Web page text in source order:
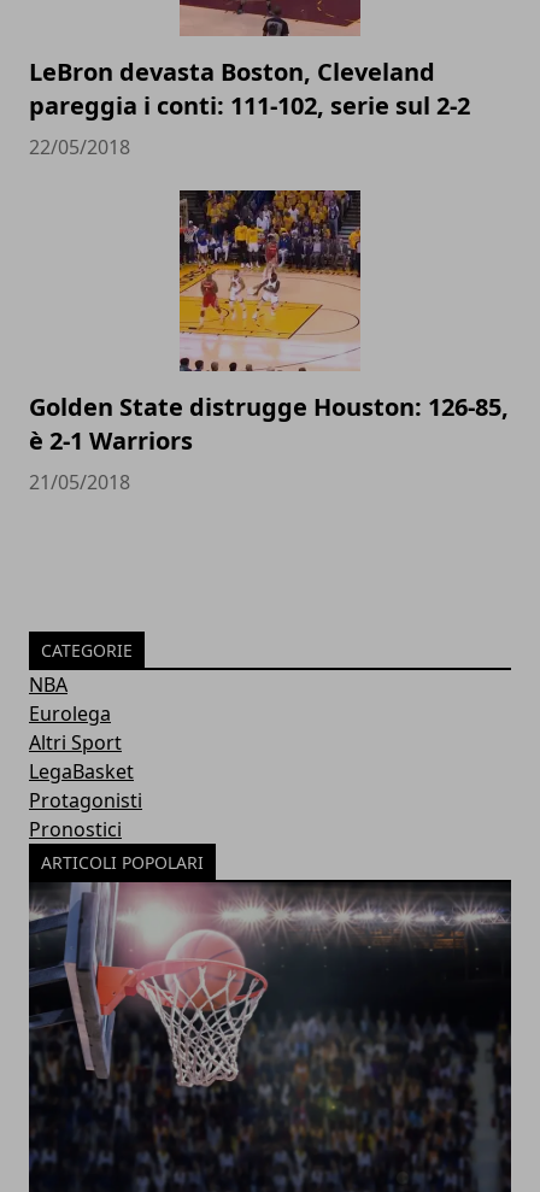
LeBron devasta Boston, Cleveland
pareggia i conti: 111-102, serie sul 2-2
22/05/2018
Golden State distrugge Houston: 126-85,
è 2-1 Warriors
21/05/2018
CATEGORIE
NBA
Eurolega
Altri Sport
LegaBasket
Protagonisti
Pronostici
ARTICOLI POPOLARI